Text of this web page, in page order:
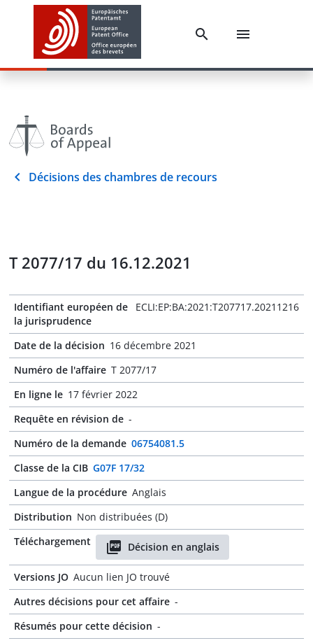
Décisions des chambres de recours
T 2077/17 du 16.12.2021
Identifiant européen de
la jurisprudence
ECLI:EP:BA:2021:T207717.20211216
Date de la décision 16 décembre 2021
Numéro de l'affaire T 2077/17
En ligne le 17 février 2022
Requête en révision de -
Numéro de la demande 06754081.5
Classe de la CIB G07F 17/32
Langue de la procédure Anglais
Distribution Non distribuées (D)
Téléchargement
Décision en anglais
Versions JO Aucun lien JO trouvé
Autres décisions pour cet affaire -
Résumés pour cette décision -